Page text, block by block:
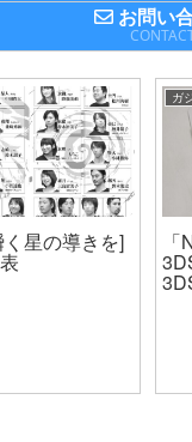
お問い
星の導きを]
ガ